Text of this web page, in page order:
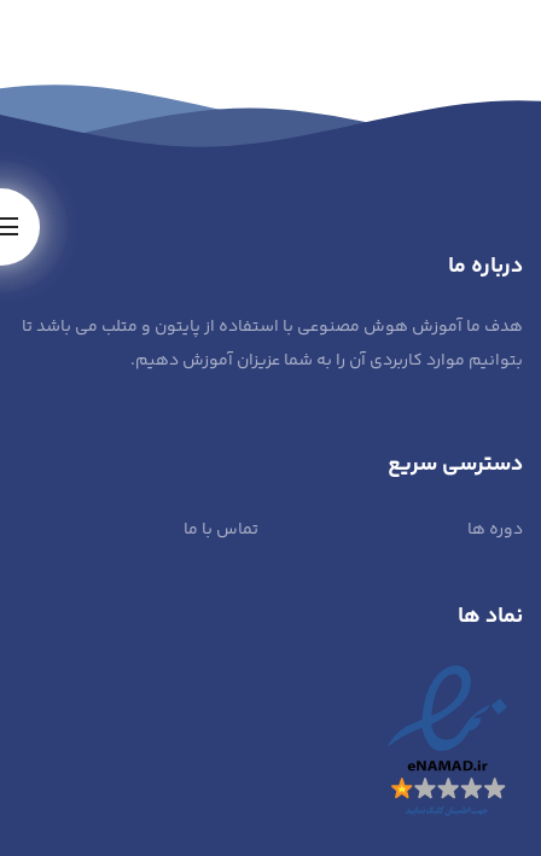
درباره ما
هدف ما آموزش هوش مصنوعی با استفاده از پایتون و متلب می باشد تا
بتوانیم موارد کاربردی آن را به شما عزیزان آموزش دهیم.
دسترسی سریع
دوره ها تماس با ما
نماد ها